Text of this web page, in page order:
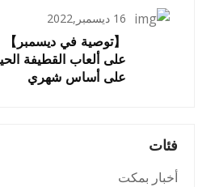
16 ديسمبر,2022
【توصية في ديسمبر
على أساس شهري
فئات
أخبار بمكت